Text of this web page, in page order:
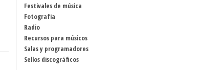
Festivales de música
Fotografía
Radio
Recursos para músicos
Salas y programadores
Sellos discográficos